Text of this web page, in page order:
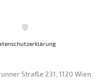
Straße 231, 1120 Wien